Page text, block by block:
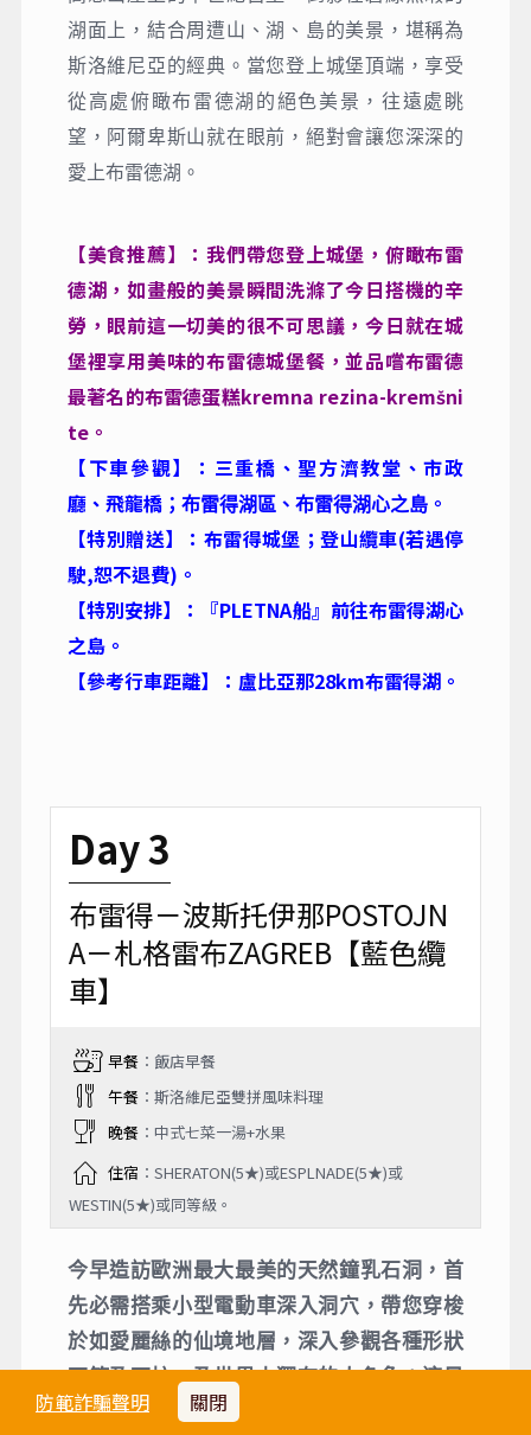
防範詐騙聲明 關閉
布雷德湖～位於斯洛維尼亞西北部的阿爾卑斯
山南邊，海拔475公尺，由冰河消退後所形成的
湖泊，湖長2120公尺，寬1380公尺，最深處為3
0.6公尺，是個小巧可愛，卻又五臟俱全的度假
勝地。
高懸山崖上的中世紀古堡，倒影在碧綠無暇的
湖面上，結合周遭山、湖、島的美景，堪稱為
斯洛維尼亞的經典。當您登上城堡頂端，享受
從高處俯瞰布雷德湖的絕色美景，往遠處眺
望，阿爾卑斯山就在眼前，絕對會讓您深深的
愛上布雷德湖。
【美食推薦】：我們帶您登上城堡，俯瞰布雷
德湖，如畫般的美景瞬間洗滌了今日搭機的辛
勞，眼前這一切美的很不可思議，今日就在城
堡裡享用美味的布雷德城堡餐，並品嚐布雷德
最著名的布雷德蛋糕kremna rezina-kremšni
te。
【特別贈送】：布雷得城堡；登山纜車(若遇停
駛,恕不退費)。
【特別安排】：『PLETNA船』前往布雷得湖心
之島。
【參考行車距離】：盧比亞那28km布雷得湖。
Day 3
布雷得－波斯托伊那POSTOJN
A－札格雷布ZAGREB【藍色纜
車】
早餐
：飯店早餐
：斯洛維尼亞雙拼風味料理
晚餐：中式七菜一湯+水果